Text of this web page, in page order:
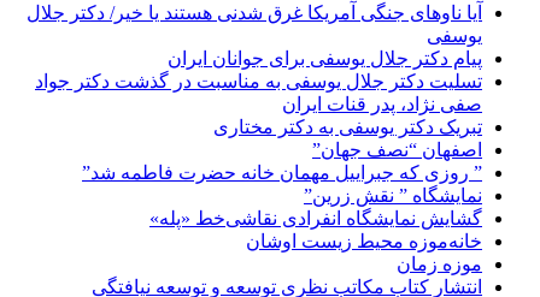
آیا ناوهای جنگی آمریکا غرق شدنی هستند یا خیر/ دکتر جلال
یوسفی
پیام دکتر جلال یوسفی برای جوانان ایران
تسلیت دکتر جلال یوسفی به مناسبت در گذشت دکتر جواد
صفی نژاد، پدر قنات ایران
تبریک دکتر یوسفی به دکتر مختاری
اصفهان “نصف جهان”
” روزی که جبراییل مهمان خانه حضرت فاطمه شد”
نمایشگاه ” نقش زرین”
گشایش نمایشگاه انفرادی نقاشی‌خط «پله»
خانه‌موزه محیط‌ زیست اوشان
موزه زمان
انتشار کتاب مکاتب نظری توسعه و توسعه نیافتگی